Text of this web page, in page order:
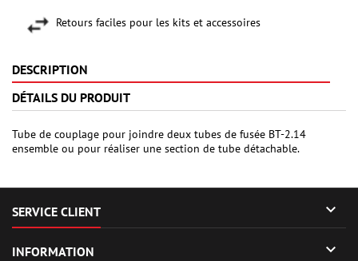
Retours faciles pour les kits et accessoires
DESCRIPTION
DÉTAILS DU PRODUIT
Tube de couplage pour joindre deux tubes de fusée BT-2.14
ensemble ou pour réaliser une section de tube détachable.
SERVICE CLIENT 
INFORMATION 